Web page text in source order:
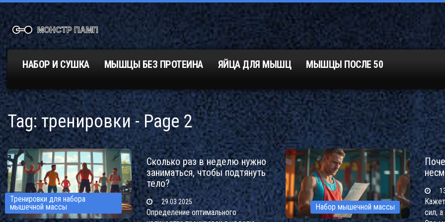
НАБОР И СУШКА МЫШЦЫ БЕЗ ПРОТЕИНА ЯЙЦА ДЛЯ МЫШЦ МЫШЦЫ ПОСЛЕ 50
Tag: тренировки - Page 2
Тренировки для набора
мышечной массы
Сколько раз в неделю нужно
заниматься, чтобы подтянуть
тело?
29.03.2025
Определение оптимального
Набор мышечной массы
сил,